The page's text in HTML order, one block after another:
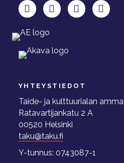
TAKU Facebookissa
TAKU Twitterissä
TAKU TAKU
YHTEYSTIEDOT
Taide- ja kulttuurialan
Ratavartijankatu 2 A
00520 Helsinki
taku@taku.fi
Y-tunnus: 0743087-1